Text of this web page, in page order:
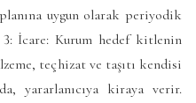
uygun olarak periyodik
İcare: Kurum hedef kitlenin
teçhizat ve taşıtı kendisi
yararlanıcıya kiraya verir.